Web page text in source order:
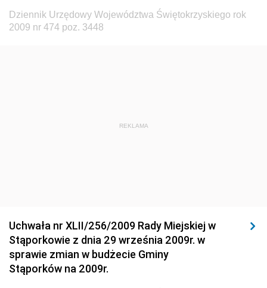
Dziennik Urzędowy Ministra Administracji i Cyfryzacji
Dziennik Urzędowy Głównego Inspektora Ochrony
Dziennik Urzędowy Ministra Budownictwa i Przemysłu
Środowiska
Dziennik Urzędowy Ministerstwa Administracji,
Gospodarki Terenowej i Ochrony Środowiska
Dziennik Urzędowy Województwa Świętokrzyskiego rok
2009 nr 474 poz. 3448
REKLAMA
Uchwała nr XLII/256/2009 Rady Miejskiej w
Stąporkowie z dnia 29 września 2009r. w
sprawie zmian w budżecie Gminy
Stąporków na 2009r.